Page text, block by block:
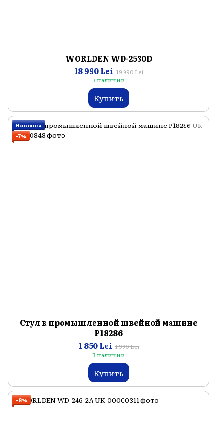
WORLDEN WD-2530D
18 990 Lei 19 990 Lei
В наличии
Купить
Новинка
−7%
Стул к промышленной швейной машине
P18286
1 850 Lei 1 990 Lei
В наличии
Купить
−8%